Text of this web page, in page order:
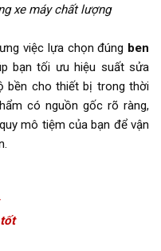
xe máy chất lượng
việc lựa chọn đúng ben
bạn tối ưu hiệu suất sửa
bền cho thiết bị trong thời
có nguồn gốc rõ ràng,
mô tiệm của bạn để vận